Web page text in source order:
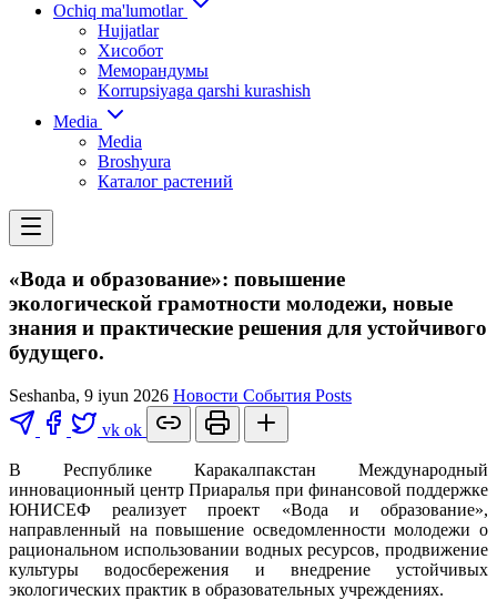
Ochiq ma'lumotlar
Hujjatlar
Хисобот
Меморандумы
Korrupsiyaga qarshi kurashish
Media
Media
Broshyura
Каталог растений
«Вода и образование»: повышение
экологической грамотности молодежи, новые
знания и практические решения для устойчивого
будущего.
Seshanba, 9 iyun 2026 Новости События Posts
vk ok
В Республике Каракалпакстан Международный
инновационный центр Приаралья при финансовой поддержке
ЮНИСЕФ реализует проект «Вода и образование»,
направленный на повышение осведомленности молодежи о
рациональном использовании водных ресурсов, продвижение
культуры водосбережения и внедрение устойчивых
экологических практик в образовательных учреждениях.